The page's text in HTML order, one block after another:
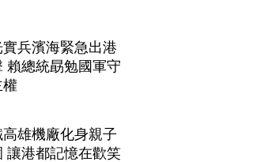
兵濱海緊急出港
賴總統勗勉國軍守
高雄機廠化身親子
讓港都記憶在歡笑